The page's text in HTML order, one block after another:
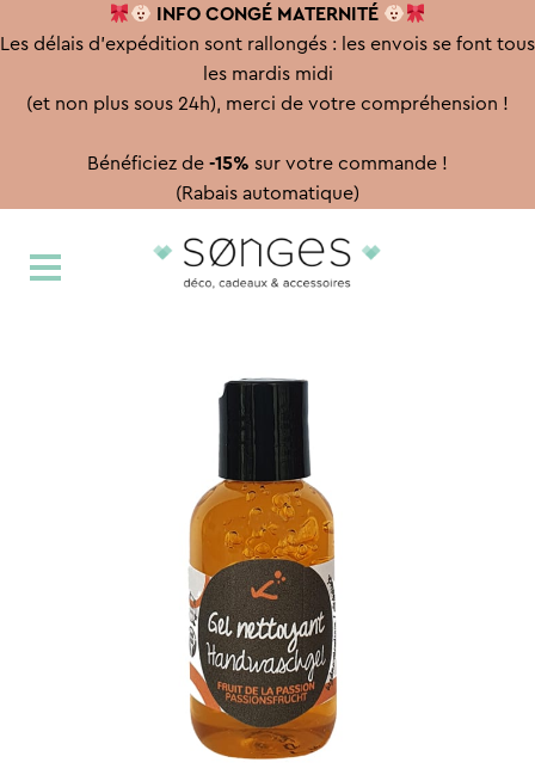
INFO CONGÉ MATERNITÉ
Les délais d'expédition sont rallongés : les envois se font tous
les mardis midi
(et non plus sous 24h), merci de votre compréhension !
Bénéficiez de -15% sur votre commande !
(Rabais automatique)
à
au